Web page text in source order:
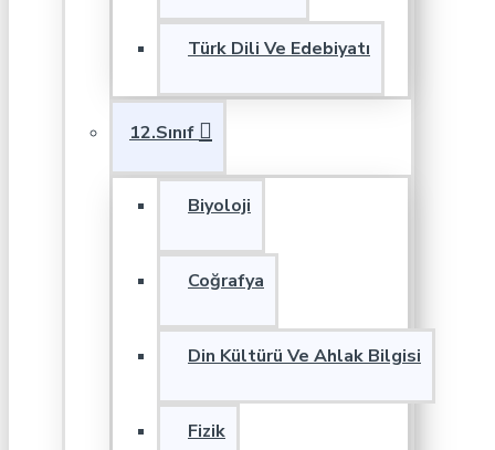
Türk Dili Ve Edebiyatı
12.Sınıf
Biyoloji
Coğrafya
Din Kültürü Ve Ahlak Bilgisi
Fizik